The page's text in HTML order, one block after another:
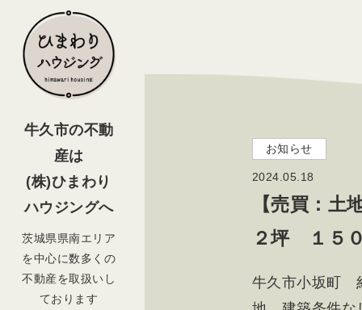
牛久市の不動
産は
(株)ひまわり
ハウジングへ
茨城県県南エリア
を中心に数多くの
不動産を取扱いし
ております
お知らせ
2024.05.18
【売買：
２坪 １５
牛久市小坂町